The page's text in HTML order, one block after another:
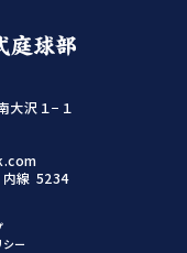
庭球部
大沢１−１
線 5234
ー